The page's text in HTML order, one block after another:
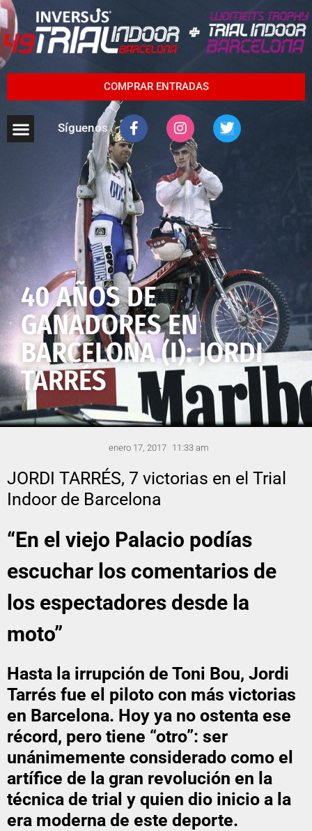
COMPRAR ENTRADAS
Síguenos
40 AÑOS DE
GANADORES EN
BARCELONA (I): JORDI
TARRÉS
enero 17, 2017 11:33 am
JORDI TARRÉS, 7 victorias en el Trial
Indoor de Barcelona
“En el viejo Palacio podías
escuchar los comentarios de
los espectadores desde la
moto”
Hasta la irrupción de Toni Bou, Jordi
Tarrés fue el piloto con más victorias
en Barcelona. Hoy ya no ostenta ese
récord, pero tiene “otro”: ser
unánimemente considerado como el
artífice de la gran revolución en la
técnica de trial y quien dio inicio a la
era moderna de este deporte.